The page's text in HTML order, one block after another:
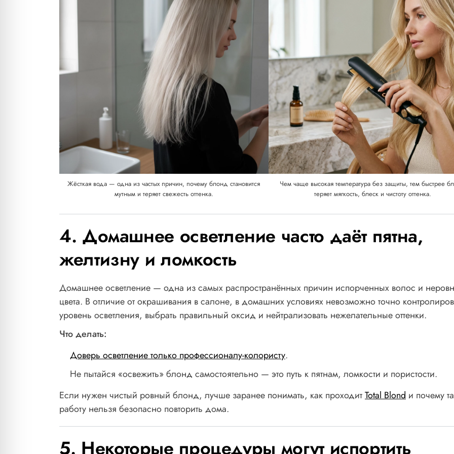
Жёсткая вода — одна из частых причин, почему блонд становится
мутным и теряет свежесть оттенка.
Чем чаще высокая температура без защиты, тем быстрее
теряет мягкость, блеск и чистоту оттенка.
4. Домашнее осветление часто даёт пятна,
желтизну и ломкость
Домашнее осветление — одна из самых распространённых причин испорченных волос и
цвета. В отличие от окрашивания в салоне, в домашних условиях невозможно точно
уровень осветления, выбрать правильный оксид и нейтрализовать нежелательные оттенки.
Что делать:
Доверь осветление только профессионалу-колористу.
Не пытайся «освежить» блонд самостоятельно — это путь к пятнам, ломкости и пористости.
Если нужен чистый ровный блонд, лучше заранее понимать, как проходитTotal Blond и почему
работу нельзя безопасно повторить дома.
5. Некоторые процедуры могут испортить